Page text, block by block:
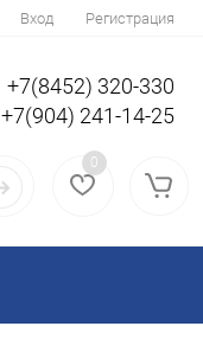
Вход Регистрация
+7(8452) 320-330
+7(904) 241-14-25
0